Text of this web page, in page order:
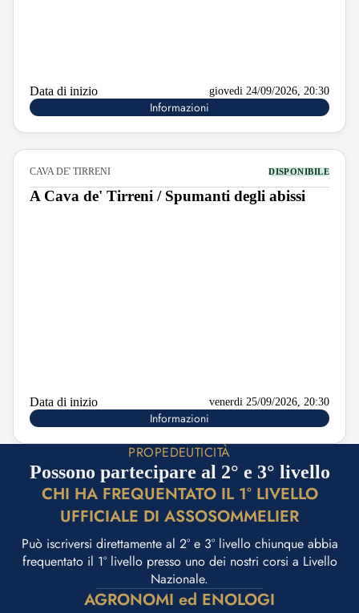
Data di inizio giovedi 24/09/2026, 20:30
Informazioni
CAVA DE' TIRRENI DISPONIBILE
A Cava de' Tirreni / Spumanti degli abissi
Data di inizio venerdi 25/09/2026, 20:30
Informazioni
PROPEDEUTICITÀ
Possono partecipare al 2° e 3° livello
CHI HA FREQUENTATO IL 1° LIVELLO
UFFICIALE DI ASSOSOMMELIER
Può iscriversi direttamente al 2° e 3° livello chiunque abbia
frequentato il 1° livello presso uno dei nostri corsi a Livello
Nazionale.
AGRONOMI ed ENOLOGI